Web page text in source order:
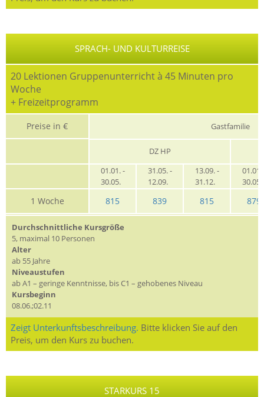
SPRACH- UND KULTURREISE
20 Lektionen Gruppenunterricht à 45 Minuten pro
Woche
+ Freizeitprogramm
Preise in € Gastfamilie
DZ HP
01.01. -
30.05.
31.05. -
12.09.
13.09. -
31.12.
01.01.
1 Woche 815 839 815 879
Durchschnittliche Kursgröße
5, maximal 10 Personen
Alter
ab 55 Jahre
Niveaustufen
ab A1 – geringe Kenntnisse, bis C1 – gehobenes Niveau
Kursbeginn
08.06.;02.11
Zeigt Unterkunftsbeschreibung. Bitte klicken Sie auf den
Preis, um den Kurs zu buchen.
STARKURS 15